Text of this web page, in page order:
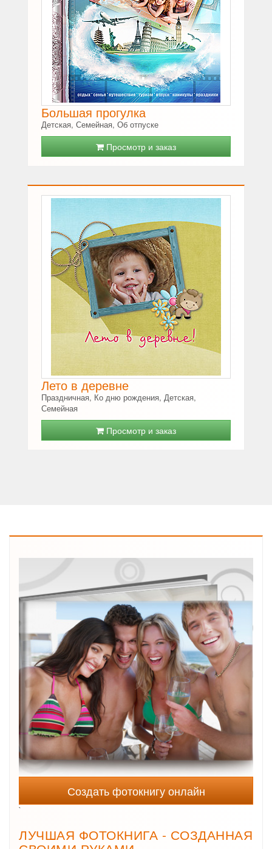
Большая прогулка
Детская, Семейная, Об отпуске
Просмотр и заказ
Лето в деревне
Праздничная, Ко дню рождения, Детская,
Семейная
Просмотр и заказ
Создать фотокнигу онлайн
`
ЛУЧШАЯ ФОТОКНИГА - СОЗДАННАЯ